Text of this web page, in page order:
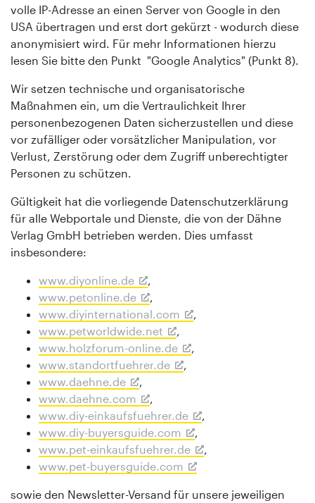
volle IP-Adresse an einen Server von Google in den
USA übertragen und erst dort gekürzt - wodurch diese
anonymisiert wird. Für mehr Informationen hierzu
lesen Sie bitte den Punkt "Google Analytics" (Punkt 8).
Wir setzen technische und organisatorische
Maßnahmen ein, um die Vertraulichkeit Ihrer
personenbezogenen Daten sicherzustellen und diese
vor zufälliger oder vorsätzlicher Manipulation, vor
Verlust, Zerstörung oder dem Zugriff unberechtigter
Personen zu schützen.
Gültigkeit hat die vorliegende Datenschutzerklärung
für alle Webportale und Dienste, die von der Dähne
Verlag GmbH betrieben werden. Dies umfasst
insbesondere:
www.diyonline.de
www.petonline.de
www.diyinternational.com
www.petworldwide.net
www.holzforum-online.de
www.standortfuehrer.de
www.daehne.de
www.daehne.com
www.diy-einkaufsfuehrer.de
www.diy-buyersguide.com
www.pet-einkaufsfuehrer.de
www.pet-buyersguide.com
sowie den Newsletter-Versand für unsere jeweiligen